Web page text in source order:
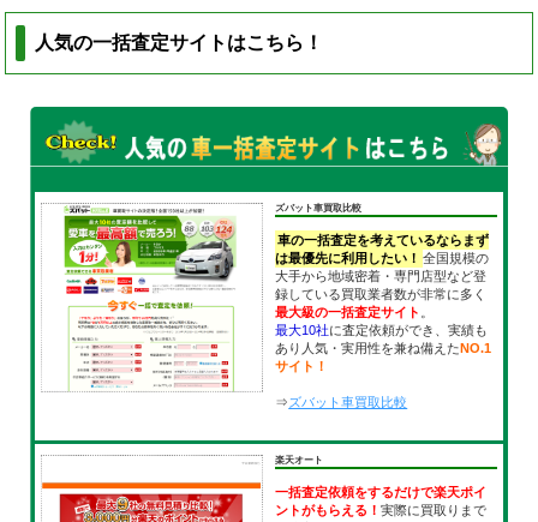
人気の一括査定サイトはこちら！
ズバット車買取比較
車の一括査定を考えているならまず
は最優先に利用したい！ 全国規模の
大手から地域密着・専門店型など登
録している買取業者数が非常に多く
最大級の一括査定サイト
最大10社に査定依頼ができ、実績も
あり人気・実用性を兼ね備えたNO.1
サイト！
⇒ズバット車買取比較
楽天オート
一括査定依頼をするだけで楽天ポイ
ントがもらえる！実際に買取りまで